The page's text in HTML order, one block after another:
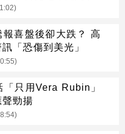
報喜盤後卻大跌？ 高
「恐傷到美光」
「只用Vera Rubin」
勁揚